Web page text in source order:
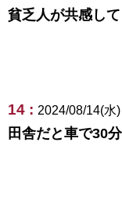
貧乏人が共感し
14 : 2024/08/14(水
田舎だと車で30